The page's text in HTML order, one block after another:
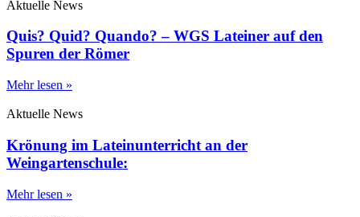
Aktuelle News
Quis? Quid? Quando? – WGS Lateiner auf den
Spuren der Römer
Mehr lesen »
Aktuelle News
Krönung im Lateinunterricht an der
Weingartenschule:
Mehr lesen »